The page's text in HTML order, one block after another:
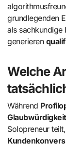
grundlegenden
als sachkundige
generieren
Welche
Während
Glaubwürdigkeit
Solopreneur